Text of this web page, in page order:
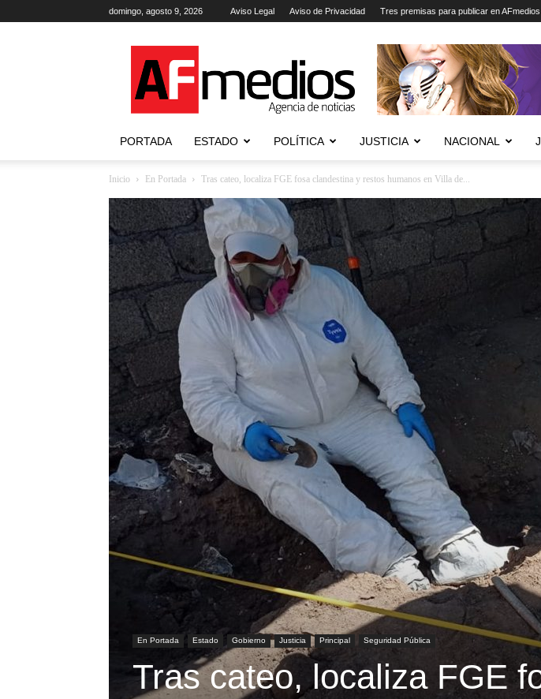
domingo, agosto 9, 2026 Aviso Legal Aviso de Privacidad Tres premisas para publicar en AFmedios
Agencia
de
Noticias
PORTADA ESTADO POLÍTICA JUSTICIA NACIONAL
Inicio En Portada Tras cateo, localiza FGE fosa clandestina y restos humanos en Villa de...
En Portada Estado Gobierno Justicia Principal Seguridad Pública
Tras cateo, localiza FGE